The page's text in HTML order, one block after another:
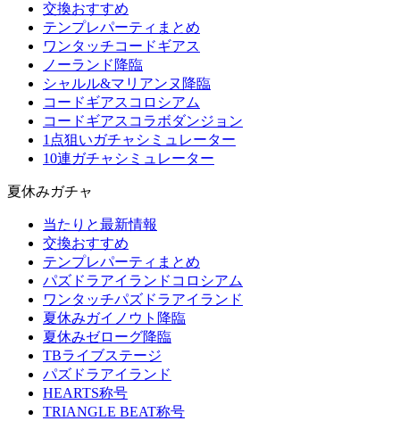
交換おすすめ
テンプレパーティまとめ
ワンタッチコードギアス
ノーランド降臨
シャルル&マリアンヌ降臨
コードギアスコロシアム
コードギアスコラボダンジョン
1点狙いガチャシミュレーター
10連ガチャシミュレーター
夏休みガチャ
当たりと最新情報
交換おすすめ
テンプレパーティまとめ
パズドラアイランドコロシアム
ワンタッチパズドラアイランド
夏休みガイノウト降臨
夏休みゼローグ降臨
TBライブステージ
パズドラアイランド
HEARTS称号
TRIANGLE BEAT称号